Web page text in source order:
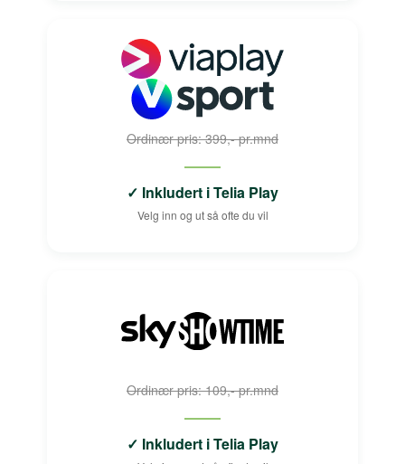
Ordinær pris: 399,- pr.mnd
✓ Inkludert i Telia Play
Velg inn og ut så ofte du vil
Ordinær pris: 109,- pr.mnd
✓ Inkludert i Telia Play